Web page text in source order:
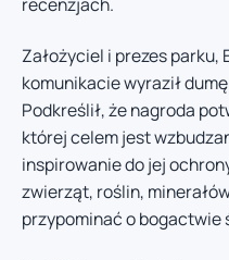
Założyciel i prezes parku,
komunikacie wyraził
Podkreślił, że nagroda
której celem jest
inspirowanie do jej
zwierząt, roślin,
przypominać o bogactwie